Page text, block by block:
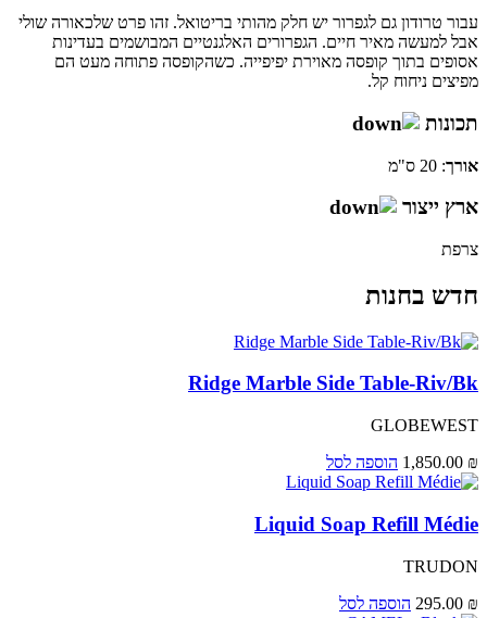
עבור טרודון גם לגפרור יש חלק מהותי בריטואל. זהו פרט שלכאורה שולי
אבל למעשה מאיר חיים. הגפרורים האלגנטיים המבושמים בעדינות
אסופים בתוך קופסה מאוירת יפיפייה. כשהקופסה פתוחה מעט הם
מפיצים ניחוח קל.
תכונות
אורך: 20 ס"מ
ארץ ייצור
צרפת
חדש בחנות
Ridge Marble Side Table-Riv/Bk
GLOBEWEST
1,850.00 ₪ הוספה לסל
Liquid Soap Refill Médie
TRUDON
295.00 ₪ הוספה לסל